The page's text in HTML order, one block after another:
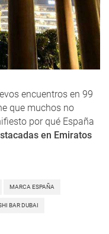
encuentros en 99
que muchos no
por qué España
en Emiratos
MARCA ESPAÑA
BAR DUBAI